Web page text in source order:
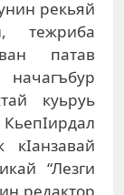
рекьяй
тежриба
патав
куьруь
кIанзавай
“Лезги